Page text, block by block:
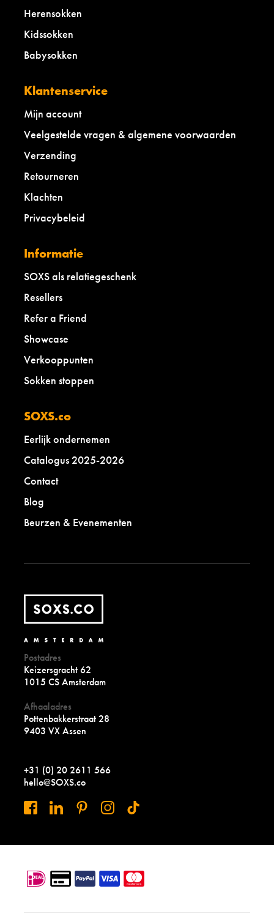
Herensokken
Kidssokken
Babysokken
Klantenservice
Mijn account
Veelgestelde vragen & algemene voorwaarden
Verzending
Retourneren
Klachten
Privacybeleid
Informatie
SOXS als relatiegeschenk
Resellers
Refer a Friend
Showcase
Verkooppunten
Sokken stoppen
SOXS.co
Eerlijk ondernemen
Catalogus 2025-2026
Contact
Blog
Beurzen & Evenementen
Postadres
Keizersgracht 62
1015 CS Amsterdam
Afhaaladres
Pottenbakkerstraat 28
9403 VX Assen
+31 (0) 20 2611 566
hello@SOXS.co